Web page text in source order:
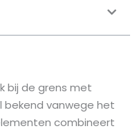
bij de grens met
bekend vanwege het
combineert